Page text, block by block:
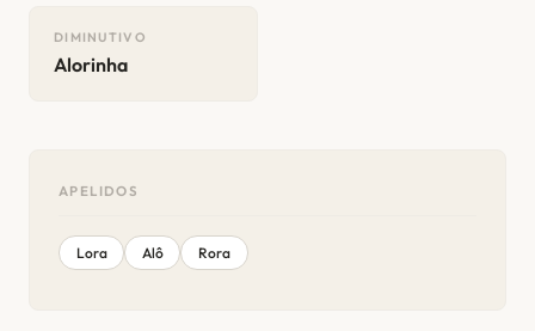
DIMINUTIVO
Alorinha
APELIDOS
Lora Alô Rora